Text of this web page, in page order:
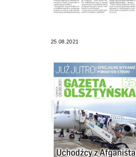
25.08.2021